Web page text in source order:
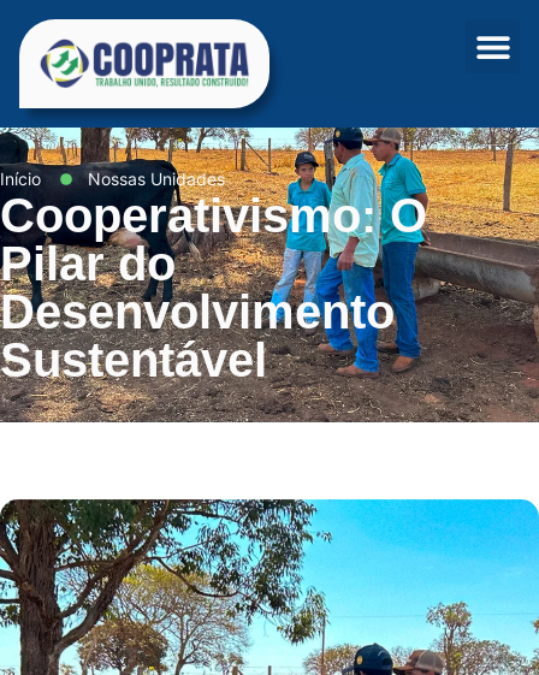
Início Nossas Unidades
Cooperativismo: O
Pilar do
Desenvolvimento
Sustentável